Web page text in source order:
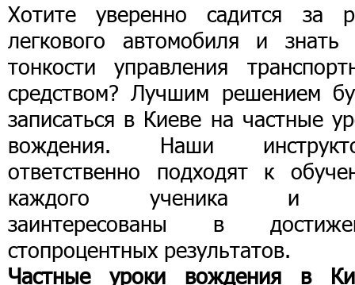
Хотите уверенно садится за
легкового автомобиля и знать
тонкости управления
средством? Лучшим решением
записаться в Киеве на частные
вождения. Наши
ответственно подходят к
каждого ученика и
заинтересованы в
стопроцентных результатов.
Частные уроки вождения в